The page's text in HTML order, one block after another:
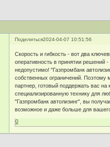
Поделиться2024-04-07 10:51:56
Скорость и гибкость - вот два
оперативность в принятии решений
недопустимо! "Газпромбанк
собственных ограничений.
партнер, готовый поддержать вас
специализированную технику для
"Газпромбанк автолизинг", вы
возможное и даже больше для
0